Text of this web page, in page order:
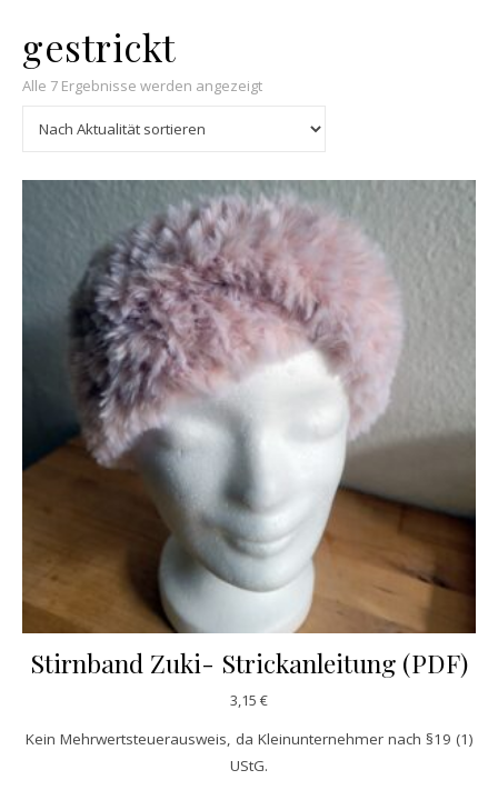
gestrickt
Alle 7 Ergebnisse werden angezeigtNach Aktualität sortiert
Stirnband Zuki- Strickanleitung (PDF)
3,15 €
Kein Mehrwertsteuerausweis, da Kleinunternehmer nach §19 (1)
UStG.